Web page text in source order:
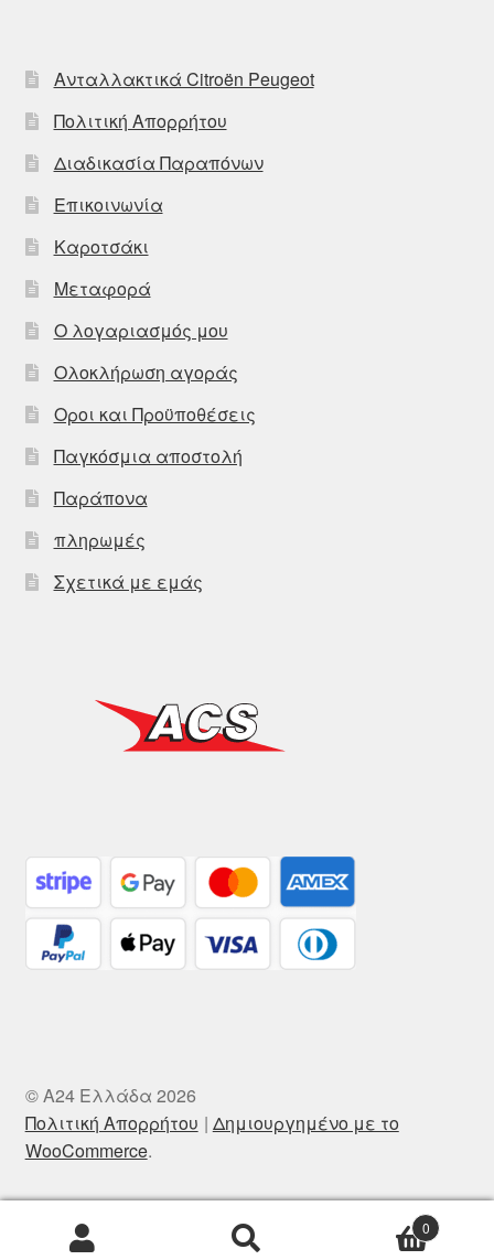
Ανταλλακτικά Citroën Peugeot
Πολιτική Απορρήτου
Διαδικασία Παραπόνων
Επικοινωνία
Καροτσάκι
Μεταφορά
Ο λογαριασμός μου
Ολοκλήρωση αγοράς
Οροι και Προϋποθέσεις
Παγκόσμια αποστολή
Παράπονα
πληρωμές
Σχετικά με εμάς
© A24 Ελλάδα 2026
Πολιτική Απορρήτου
Δημιουργημένο με το
WooCommerce.
Αναζήτηση
Αναζήτηση
0